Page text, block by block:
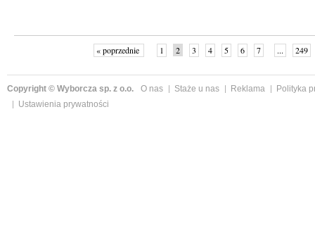
« poprzednie 1 2 3 4 5 6 7 ... 249
Copyright © Wyborcza sp. z o.o. O nas Staże u nas Reklama
Polityka
Ustawienia prywatności